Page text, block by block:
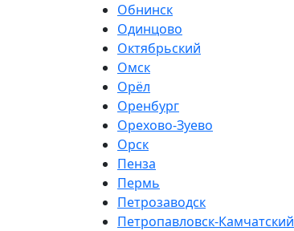
Обнинск
Одинцово
Октябрьский
Омск
Орёл
Оренбург
Орехово-Зуево
Орск
Пенза
Пермь
Петрозаводск
Петропавловск-Камчатский